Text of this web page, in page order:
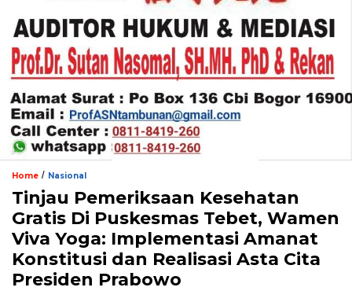
Home / Nasional
Tinjau Pemeriksaan Kesehatan
Gratis Di Puskesmas Tebet, Wamen
Viva Yoga: Implementasi Amanat
Konstitusi dan Realisasi Asta Cita
Presiden Prabowo